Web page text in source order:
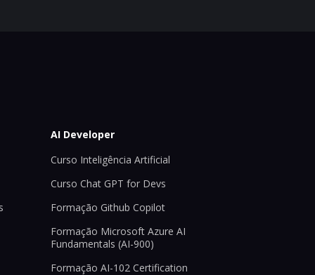
AI Developer
Curso Inteligência Artificial
Curso Chat GPT for Devs
Formação Github Copilot
Formação Microsoft Azure AI
Fundamentals (AI-900)
Formação AI-102 Certification